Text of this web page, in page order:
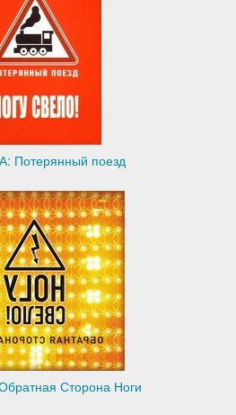
Потерянный поезд
Сторона Ноги